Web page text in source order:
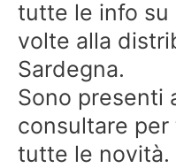
tutte le info
volte alla
Sardegna.
Sono presenti
consultare
tutte le novità.